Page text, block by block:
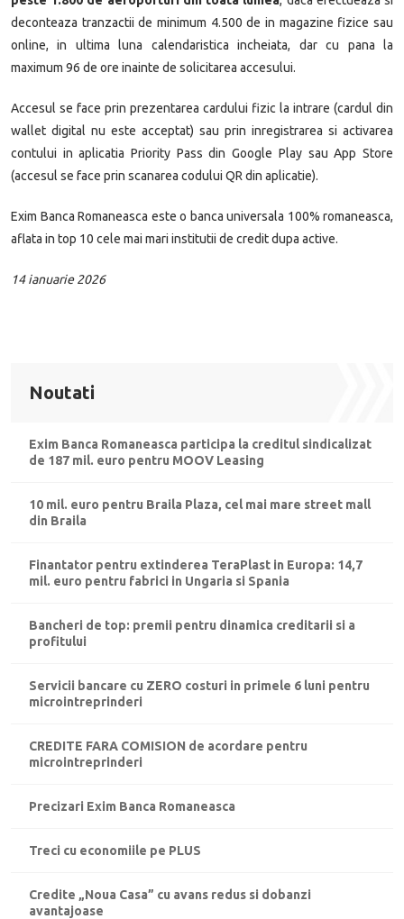
Noutati
Exim Banca Romaneasca participa la creditul sindicalizat
de 187 mil. euro pentru MOOV Leasing
10 mil. euro pentru Braila Plaza, cel mai mare street mall
din Braila
Finantator pentru extinderea TeraPlast in Europa: 14,7
mil. euro pentru fabrici in Ungaria si Spania
Bancheri de top: premii pentru dinamica creditarii si a
profitului
Servicii bancare cu ZERO costuri in primele 6 luni pentru
microintreprinderi
CREDITE FARA COMISION de acordare pentru
microintreprinderi
Precizari Exim Banca Romaneasca
Treci cu economiile pe PLUS
Credite „Noua Casa” cu avans redus si dobanzi
avantajoase
deconteaza tranzactii de minimum 4.500 de in magazine fizice sau
online, in ultima luna calendaristica incheiata, dar cu pana la
maximum 96 de ore inainte de solicitarea accesului.
Accesul se face prin prezentarea cardului fizic la intrare (cardul din
wallet digital nu este acceptat) sau prin inregistrarea si activarea
contului in aplicatia Priority Pass din Google Play sau App Store
(accesul se face prin scanarea codului QR din aplicatie).
Exim Banca Romaneasca este o banca universala 100% romaneasca,
aflata in top 10 cele mai mari institutii de cre­dit dupa active.
14 ianuarie 2026